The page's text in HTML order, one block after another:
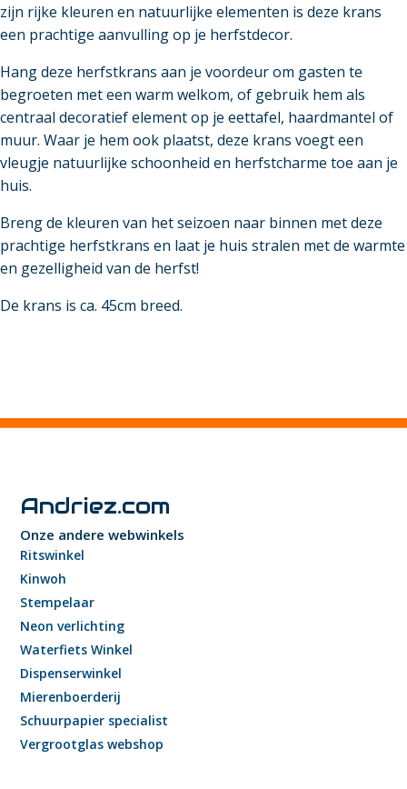
zijn rijke kleuren en natuurlijke elementen is deze krans
een prachtige aanvulling op je herfstdecor.
Hang deze herfstkrans aan je voordeur om gasten te
begroeten met een warm welkom, of gebruik hem als
centraal decoratief element op je eettafel, haardmantel of
muur. Waar je hem ook plaatst, deze krans voegt een
vleugje natuurlijke schoonheid en herfstcharme toe aan je
huis.
Breng de kleuren van het seizoen naar binnen met deze
prachtige herfstkrans en laat je huis stralen met de warmte
en gezelligheid van de herfst!
De krans is ca. 45cm breed.
Andriez.com
Onze andere webwinkels
Ritswinkel
Kinwoh
Stempelaar
Neon verlichting
Waterfiets Winkel
Dispenserwinkel
Mierenboerderij
Schuurpapier specialist
Vergrootglas webshop